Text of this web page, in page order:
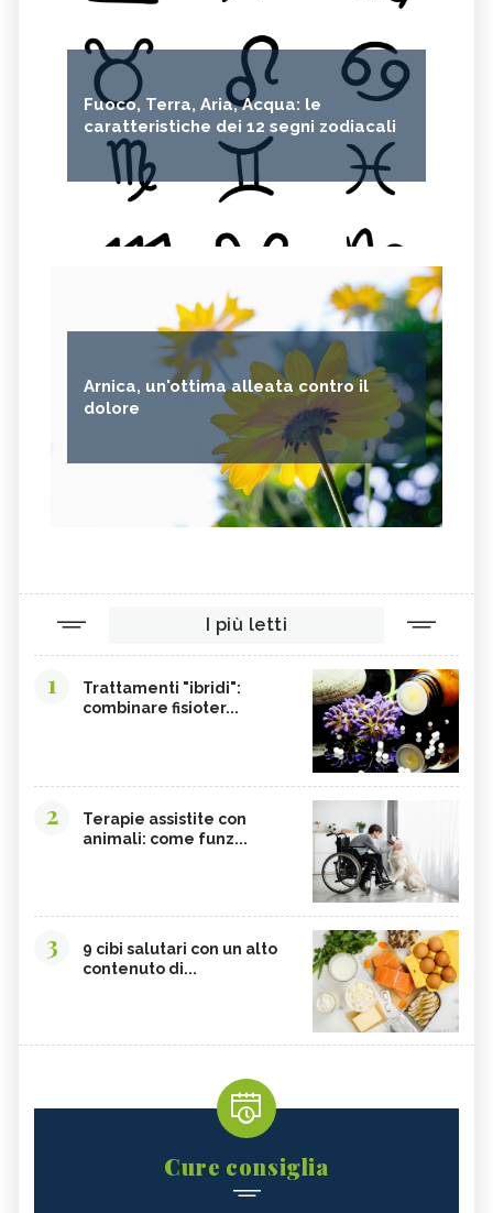
Fuoco, Terra, Aria, Acqua: le
caratteristiche dei 12 segni zodiacali
Arnica, un'ottima alleata contro il
dolore
I più letti
1
Trattamenti "ibridi":
combinare fisioter...
2
Terapie assistite con
animali: come funz...
3
9 cibi salutari con un alto
contenuto di...
Cure consiglia